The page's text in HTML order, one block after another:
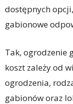
dostępnych
gabionowe
Tak, ogrodzenie
koszt zależy od
ogrodzenia,
gabionów oraz